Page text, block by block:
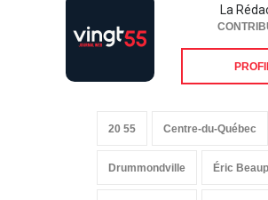
La
20 55 Centre-du-Québec
Drummondville Éric